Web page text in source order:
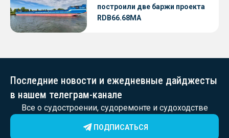
построили две баржи проекта
RDB66.68МА
Последние новости и ежедневные дайджесты
в нашем телеграм-канале
Все о судостроении, судоремонте и судоходстве
ПОДПИСАТЬСЯ